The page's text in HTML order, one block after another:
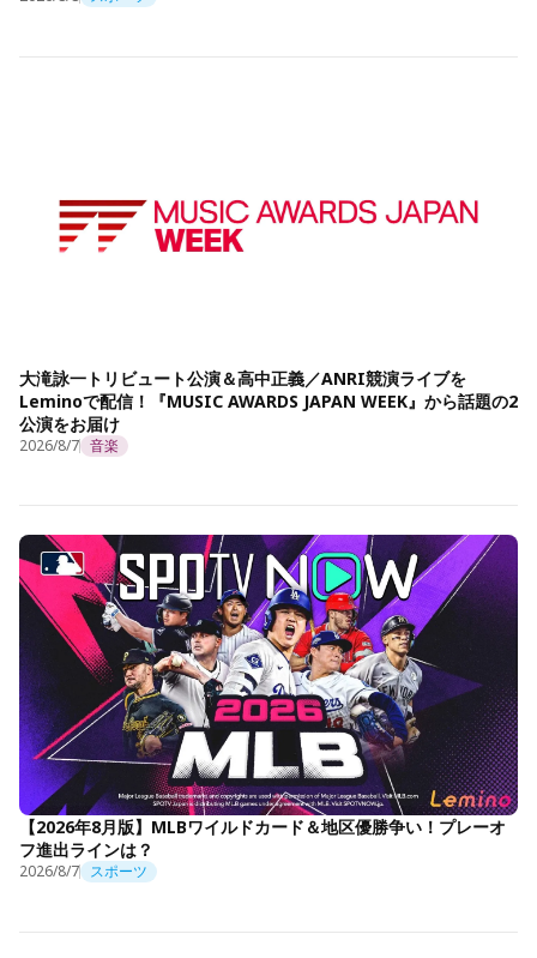
大滝詠一トリビュート公演＆高中正義／ANRI競演ライブを
Leminoで配信！『MUSIC AWARDS JAPAN WEEK』から話題の2
公演をお届け
2026/8/7 音楽
【2026年8月版】MLBワイルドカード＆地区優勝争い！プレーオ
フ進出ラインは？
2026/8/7 スポーツ